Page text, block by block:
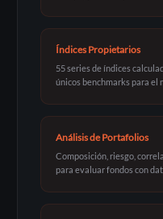
Índices Propietarios
55 series de índices
únicos benchmarks para el
Análisis de Portafolios
Composición, riesgo,
para evaluar fondos con